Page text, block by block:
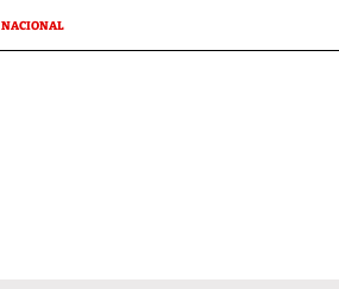
NACIONAL